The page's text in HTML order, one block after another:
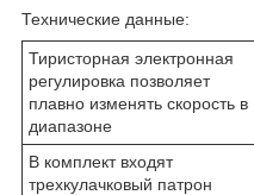
Технические данные:
Тиристорная электронная
регулировка позволяет
плавно изменять скорость в
диапазоне
В комплект входят
трехкулачковый патрон